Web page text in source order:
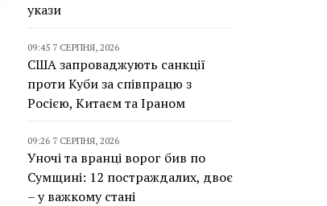
укази
09:45 7 СЕРПНЯ, 2026
США запроваджують санкції
проти Куби за співпрацю з
Росією, Китаєм та Іраном
09:26 7 СЕРПНЯ, 2026
Уночі та вранці ворог бив по
Сумщині: 12 постраждалих, двоє
– у важкому стані